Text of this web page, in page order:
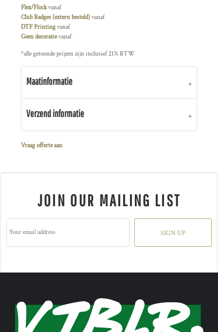
Flex/Flockvanaf
Club Badges (extern besteld)vanaf
DTF Printingvanaf
Geen decoratievanaf
*alle getoonde prijzen zijn inclusief 21% BTW
Maatinformatie
Verzend informatie
Vraag offerte aan
JOIN OUR MAILING LIST
SIGN UP